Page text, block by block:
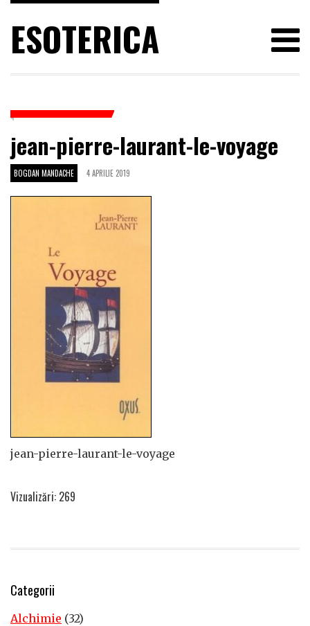
ESOTERICA
jean-pierre-laurant-le-voyage
BOGDAN MANDACHE 4 APRILIE 2019
jean-pierre-laurant-le-voyage
Vizualizări: 269
Categorii
Alchimie (32)